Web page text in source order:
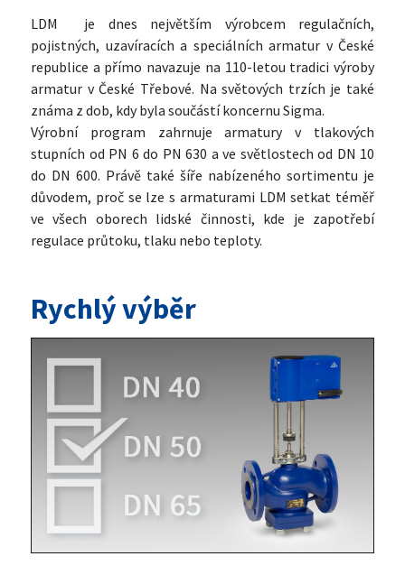
LDM je dnes největším výrobcem regulačních,
pojistných, uzavíracích a speciálních armatur v České
republice a přímo navazuje na 110-letou tradici výroby
armatur v České Třebové. Na světových trzích je také
známa z dob, kdy byla součástí koncernu Sigma.
Výrobní program zahrnuje armatury v tlakových
stupních od PN 6 do PN 630 a ve světlostech od DN 10
do DN 600. Právě také šíře nabízeného sortimentu je
důvodem, proč se lze s armaturami LDM setkat téměř
ve všech oborech lidské činnosti, kde je zapotřebí
regulace průtoku, tlaku nebo teploty.
Rychlý výběr